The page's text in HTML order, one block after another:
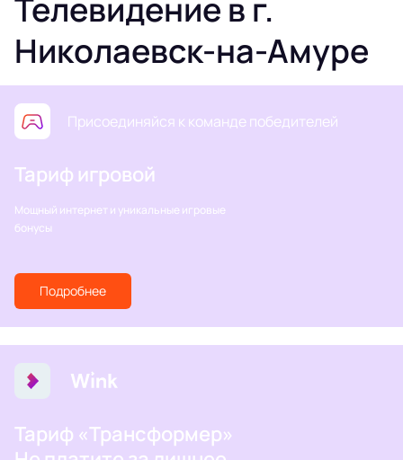
Телевидение в г.
Николаевск-на-Амуре
Присоединяйся к команде победителей
Тариф игровой
Мощный интернет и уникальные игровые
бонусы
Подробнее
Тариф «Трансформер»